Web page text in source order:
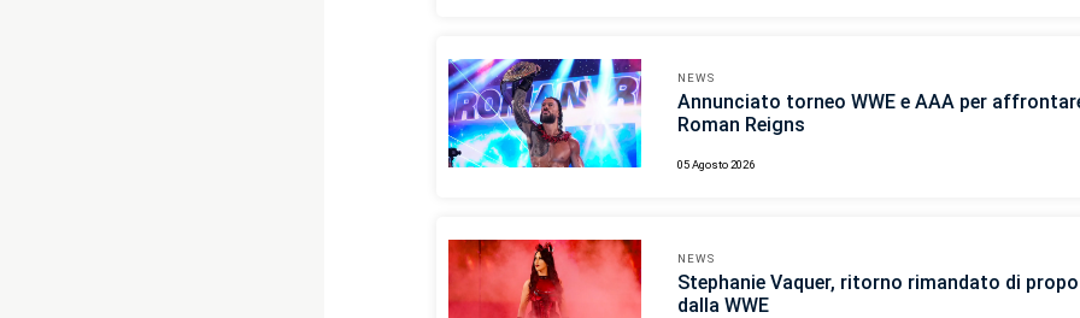
NEWS
Annunciato torneo WWE e AAA per
Roman Reigns
05 Agosto 2026
NEWS
Stephanie Vaquer, ritorno rimandato di
dalla WWE